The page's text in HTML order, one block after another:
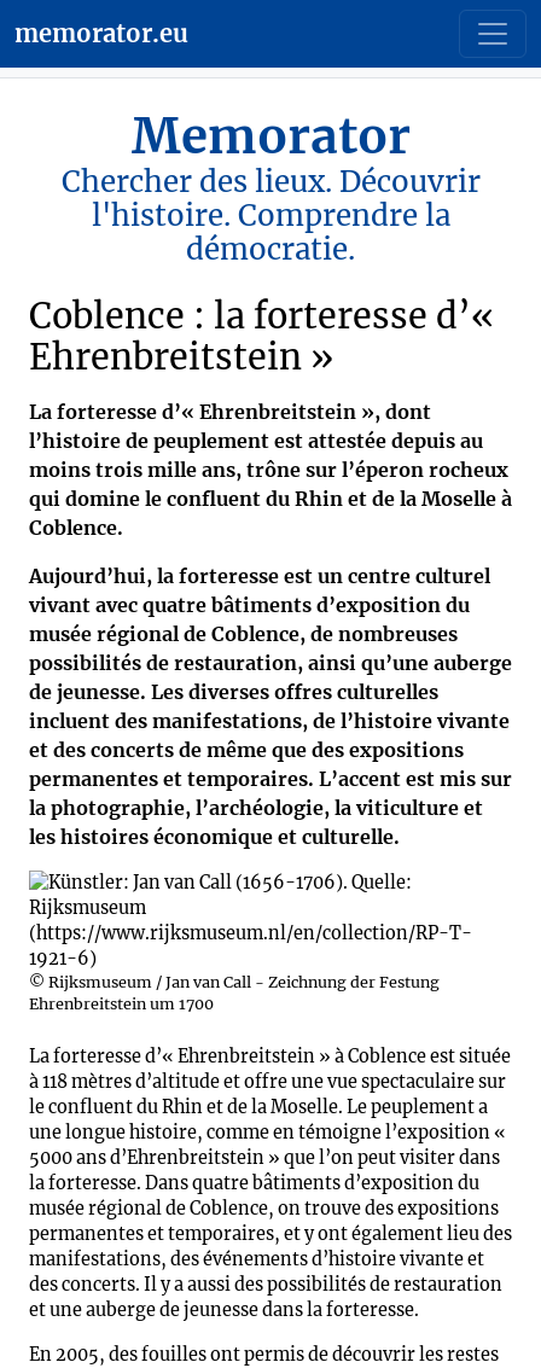
memorator.eu
Memorator
Chercher des lieux. Découvrir
l'histoire. Comprendre la
démocratie.
Coblence : la forteresse d’«
Ehrenbreitstein »
La forteresse d’« Ehrenbreitstein », dont
l’histoire de peuplement est attestée depuis au
moins trois mille ans, trône sur l’éperon rocheux
qui domine le confluent du Rhin et de la Moselle à
Coblence.
Aujourd’hui, la forteresse est un centre culturel
vivant avec quatre bâtiments d’exposition du
musée régional de Coblence, de nombreuses
possibilités de restauration, ainsi qu’une auberge
de jeunesse. Les diverses offres culturelles
incluent des manifestations, de l’histoire vivante
et des concerts de même que des expositions
permanentes et temporaires. L’accent est mis sur
la photographie, l’archéologie, la viticulture et
les histoires économique et culturelle.
© Rijksmuseum / Jan van Call - Zeichnung der Festung
Ehrenbreitstein um 1700
La forteresse d’« Ehrenbreitstein » à Coblence est située
à 118 mètres d’altitude et offre une vue spectaculaire sur
le confluent du Rhin et de la Moselle. Le peuplement a
une longue histoire, comme en témoigne l’exposition «
5000 ans d’Ehrenbreitstein » que l’on peut visiter dans
la forteresse. Dans quatre bâtiments d’exposition du
musée régional de Coblence, on trouve des expositions
permanentes et temporaires, et y ont également lieu des
manifestations, des événements d’histoire vivante et
des concerts. Il y a aussi des possibilités de restauration
et une auberge de jeunesse dans la forteresse.
En 2005, des fouilles ont permis de découvrir les restes